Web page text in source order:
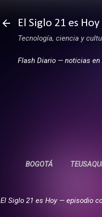
El Siglo 21 es Hoy
Tecnología, ciencia y
Flash Diario — noticias en
BOGOTÁ
El Siglo 21 es Hoy — episodio